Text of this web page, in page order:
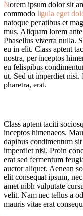
Norem ipsum dolor sit
commodo ligula eget
natoque penatibus et
mus. Aliquam lorem
Phasellus viverra nulla.
eu in elit. Class aptent
nostra, per inceptos
eu felispibus
ut. Sed ut imperdiet nisi.
pharetra, erat.
Class aptent taciti
inceptos himenaeos.
dapibus condimentum
imperdiet nisi. Proin
erat sed fermentum
auctor aliquet. Aenean
elit consequat ipsum,
amet nibh vulputate
velit. Nam nec tellus a
mauris vitae erat